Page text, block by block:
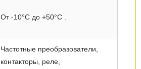
От -10°C до +50°C .
Частотные преобразователи,
контакторы, реле,